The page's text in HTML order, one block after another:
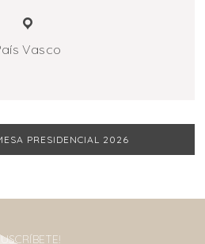
Vasco
PRESIDENCIAL 2026
SUSCRÍBETE!